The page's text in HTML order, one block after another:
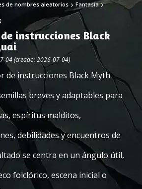
de nombres aleatorios Fantasía
instrucciones Black
04 (creado: 2026-07-04)
de instrucciones Black Myth
breves y adaptables para
espíritus malditos,
debilidades y encuentros de
se centra en un ángulo útil,
folclórico, escena inicial o